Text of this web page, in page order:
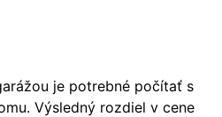
je potrebné počítať s
Výsledný rozdiel v cene